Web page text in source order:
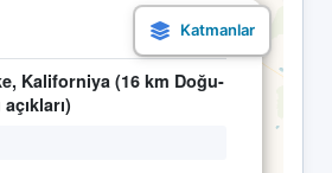
13.04 09:30
Kaliforniya (16 km Doğu-
×